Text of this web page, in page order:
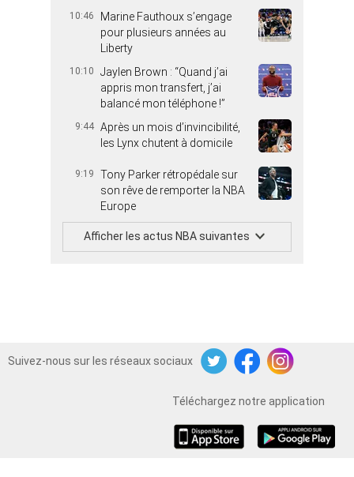
10:46
Marine Fauthoux s’engage
pour plusieurs années au
Liberty
10:10
Jaylen Brown : “Quand j’ai
appris mon transfert, j’ai
balancé mon téléphone !”
9:44 Après un mois d’invincibilité,
les Lynx chutent à domicile
9:19
Tony Parker rétropédale sur
son rêve de remporter la NBA
Europe
Afficher les actus NBA suivantes
Suivez-nous sur les réseaux sociaux
TwitterFacebookInstagram
Téléchargez notre application